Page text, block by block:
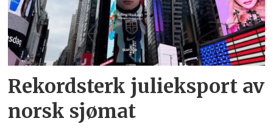
Rekordsterk julieksport av
norsk sjømat